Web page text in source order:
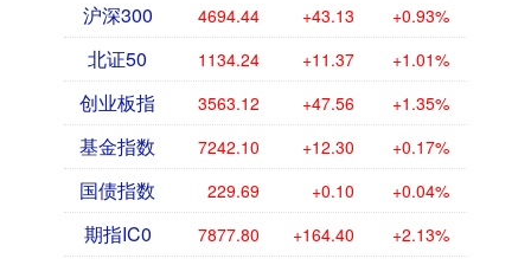
沪深300 4694.44 +43.13 +0.93%
北证50 1134.24 +11.37 +1.01%
创业板指 3563.12 +47.56 +1.35%
基金指数 7242.10 +12.30 +0.17%
国债指数 229.69 +0.10 +0.04%
期指IC0 7877.80 +164.40 +2.13%